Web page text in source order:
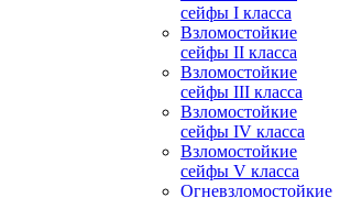
сейфы I класса
Взломостойкие
сейфы II класса
Взломостойкие
сейфы III класса
Взломостойкие
сейфы IV класса
Взломостойкие
сейфы V класса
Огневзломостойкие